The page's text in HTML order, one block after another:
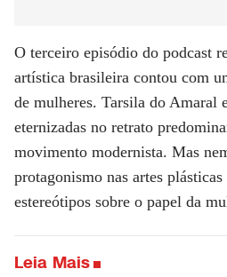
O terceiro episódio do podcast
artística brasileira contou com
de mulheres. Tarsila do Amaral
eternizadas no retrato
movimento modernista. Mas
protagonismo nas artes
estereótipos sobre o papel da
Leia Mais